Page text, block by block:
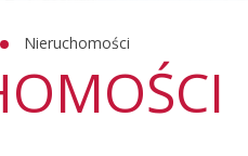
Nieruchomości